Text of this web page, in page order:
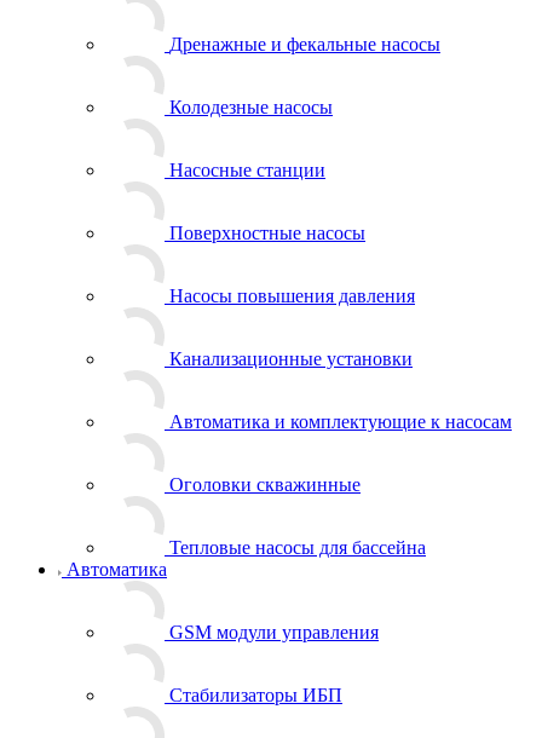
Дренажные и фекальные насосы
Колодезные насосы
Насосные станции
Поверхностные насосы
Насосы повышения давления
Канализационные установки
Автоматика и комплектующие к насосам
Оголовки скважинные
Тепловые насосы для бассейна
Автоматика
GSM модули управления
Стабилизаторы ИБП